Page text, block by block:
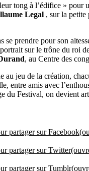
tong à l’édifice » pour
Legal , sur la petite
se prendre pour son
sur le trône du roi
, au Centre des
au jeu de la création,
entre amis avec
du Festival, on devient
partager sur
partager sur
partager sur